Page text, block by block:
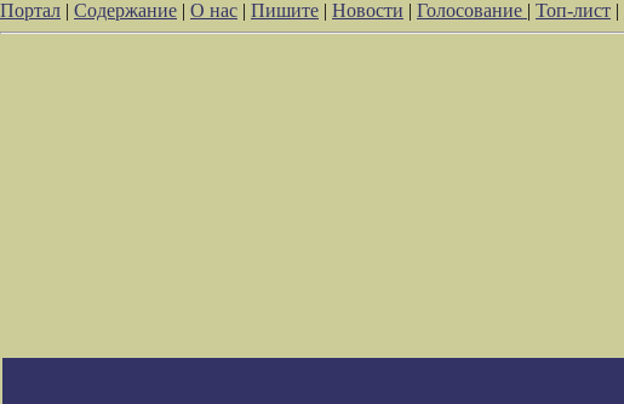
Портал | Содержание | О нас | Пишите | Новости | Голосование | Топ-лист |